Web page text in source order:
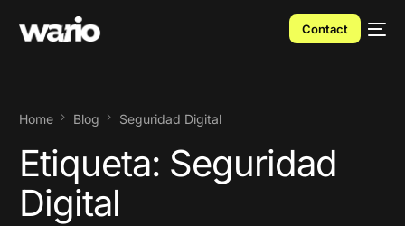
Contact
Home Blog Seguridad Digital
Etiqueta: Seguridad
Digital